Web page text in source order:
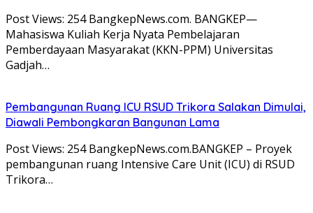
Post Views: 254 BangkepNews.com. BANGKEP—
Mahasiswa Kuliah Kerja Nyata Pembelajaran
Pemberdayaan Masyarakat (KKN-PPM) Universitas
Gadjah…
Pembangunan Ruang ICU RSUD Trikora Salakan Dimulai,
Diawali Pembongkaran Bangunan Lama
Post Views: 254 BangkepNews.com.BANGKEP – Proyek
pembangunan ruang Intensive Care Unit (ICU) di RSUD
Trikora…